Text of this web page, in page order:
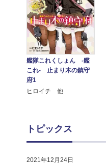
艦隊これくしょん -艦
これ- 止まり木の鎮守
府1
ヒロイチ 他
トピックス
2021年12月24日